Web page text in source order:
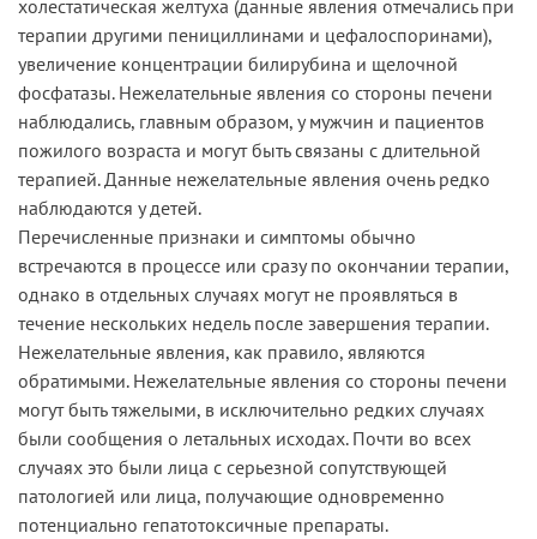
холестатическая желтуха (данные явления отмечались при
терапии другими пенициллинами и цефалоспоринами),
увеличение концентрации билирубина и щелочной
фосфатазы. Нежелательные явления со стороны печени
наблюдались, главным образом, у мужчин и пациентов
пожилого возраста и могут быть связаны с длительной
терапией. Данные нежелательные явления очень редко
наблюдаются у детей.
Перечисленные признаки и симптомы обычно
встречаются в процессе или сразу по окончании терапии,
однако в отдельных случаях могут не проявляться в
течение нескольких недель после завершения терапии.
Нежелательные явления, как правило, являются
обратимыми. Нежелательные явления со стороны печени
могут быть тяжелыми, в исключительно редких случаях
были сообщения о летальных исходах. Почти во всех
случаях это были лица с серьезной сопутствующей
патологией или лица, получающие одновременно
потенциально гепатотоксичные препараты.